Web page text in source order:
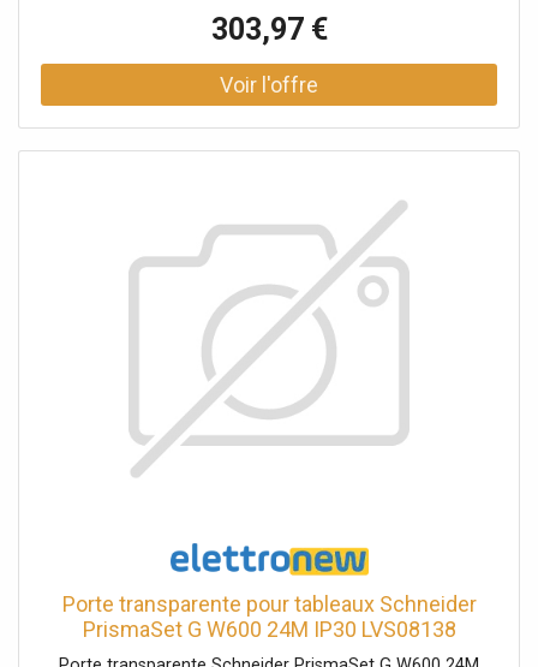
4820411 Le kit permet de gérer jusqu'à 3 points
d'éclairage, prises de courant, serrures électriques et
automatismes en général, et de connecter le système au
Cloud Urmet afin de gérer les fonctions via l'application
303,97 €
Porte transparente pour tableaux Schneider
PrismaSet G W600 24M IP30 LVS08138